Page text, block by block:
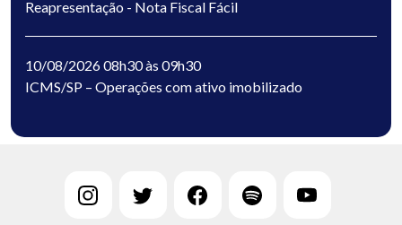
Reapresentação - Nota Fiscal Fácil
10/08/2026 08h30 às 09h30
ICMS/SP – Operações com ativo imobilizado